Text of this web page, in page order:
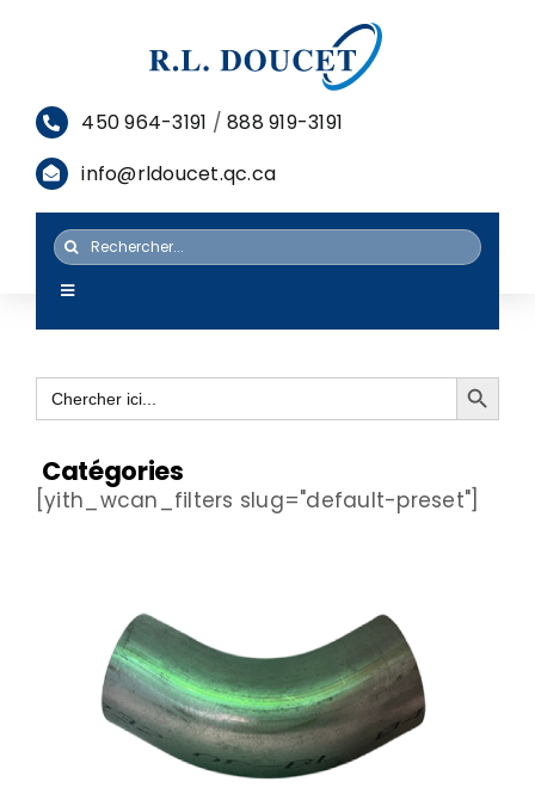
450 964-3191 /888 919-3191
info@rldoucet.qc.ca
Rechercher:
Toggle
Navigation
SERVICES
RESSOURCES
RÉALISATIONS
CONTACT
ENGLISH
Search
for:
Search Button
Catégories
[yith_wcan_filters slug="default-preset"]